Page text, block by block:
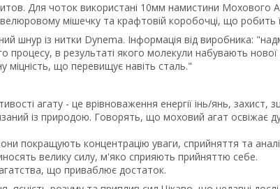
Для чоток використані 10мм намистини Мохового
мішечку та крафтовій коробочці, що робить
із нитки Dynema. Інформація від виробника:
в результаті якого молекули набувають нової
міцність, що перевищує навіть сталь."
агату - це врівноваження енергії інь/янь, захист,
із природою. Говорять, що моховий агат освіжає
покращують концентрацію уваги, сприйняття та
велику силу, м'яко сприяють прийняттю себе.
що приваблює достаток.